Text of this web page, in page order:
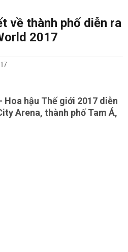
về thành phố diễn ra
2017
Hoa hậu Thế giới 2017 diễn
Arena, thành phố Tam Á,